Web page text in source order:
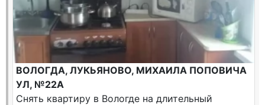
ВОЛОГДА, ЛУКЬЯНОВО, МИХАИЛА ПОПОВИЧА
УЛ, №22А
Снять квартиру в Вологде на длительный